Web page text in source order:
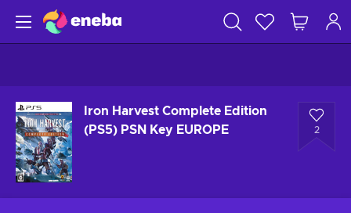
Iron Harvest Complete Edition
(PS5) PSN Key EUROPE
2